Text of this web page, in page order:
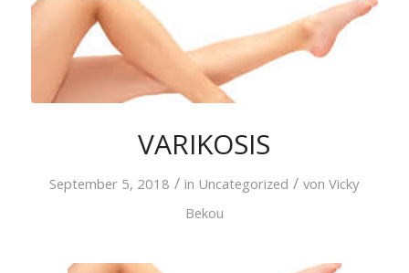
VARIKOSIS
September 5, 2018 / in Uncategorized / vonVicky
Bekou